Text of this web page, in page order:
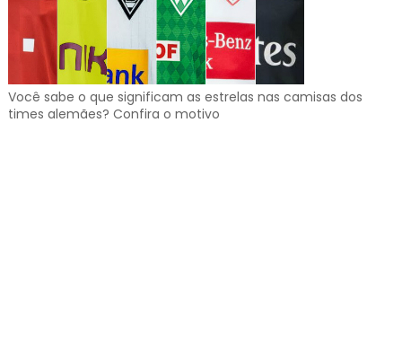
Você sabe o que significam as estrelas nas camisas dos
times alemães? Confira o motivo